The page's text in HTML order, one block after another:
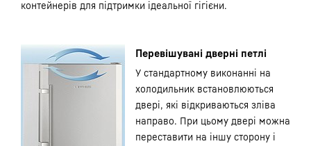
контейнерів для підтримки ідеальної гігієни.
Перевішувані дверні петлі
У стандартному виконанні на
холодильник встановлюються
двері, які відкриваються зліва
направо. При цьому двері можна
переставити на іншу сторону і